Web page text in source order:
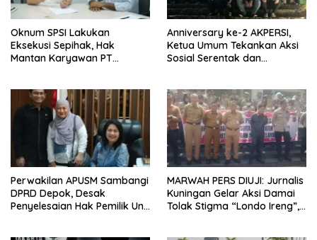
Oknum SPSI Lakukan
Eksekusi Sepihak, Hak
Mantan Karyawan PT
Anniversary ke-2 AKPERSI,
Ketua Umum Tekankan Aksi
Sosial Serentak dan
Perwakilan APUSM Sambangi
DPRD Depok, Desak
Penyelesaian Hak Pemilik Unit
MARWAH PERS DIUJI: Jurnalis
Kuningan Gelar Aksi Damai
Tolak Stigma “Londo Ireng”,